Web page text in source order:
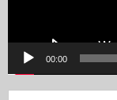
00:00